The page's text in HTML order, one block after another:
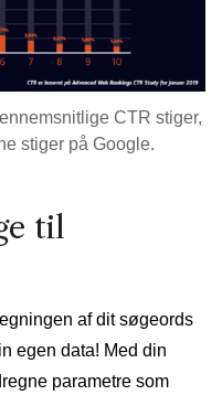
CTR stiger,
stiger på Google.
til
af dit søgeords
egen data! Med din
parametre som